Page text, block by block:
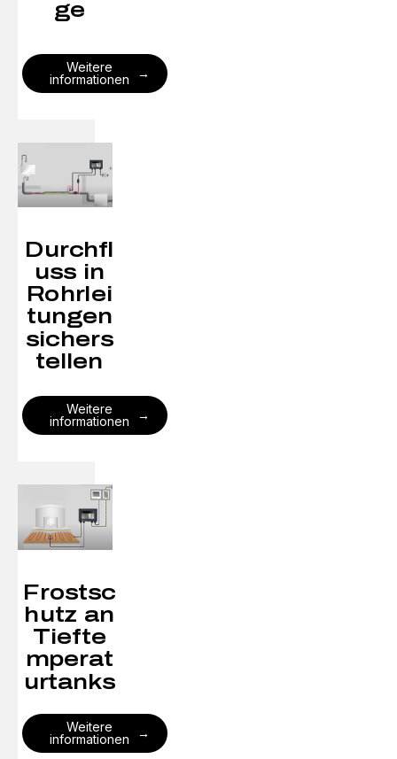
ge
Weitere
informationen
Durchfl
uss in
Rohrlei
tungen
sichers
tellen
Weitere
informationen
Frostsc
hutz an
Tiefte
mperat
urtanks
Weitere
informationen